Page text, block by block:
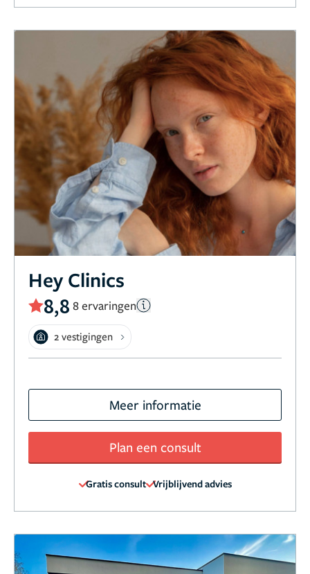
Hey Clinics
8,8 8 ervaringen
2 vestigingen
Meer informatie
Plan een consult
Gratis consult Vrijblijvend advies